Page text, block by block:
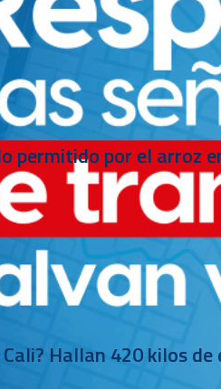
permitido por el arroz
Hallan 420 kilos